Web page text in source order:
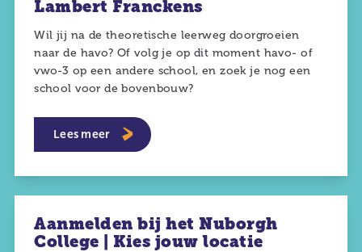
Lambert Franckens
Wil jij na de theoretische leerweg doorgroeien
naar de havo? Of volg je op dit moment havo- of
vwo-3 op een andere school, en zoek je nog een
school voor de bovenbouw?
Lees meer
Aanmelden bij het Nuborgh
College | Kies jouw locatie